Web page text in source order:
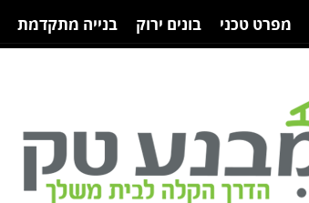
מפרט טכני בונים ירוק בנייה מתקדמת